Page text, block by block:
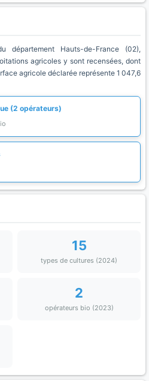
département Hauts-de-France (02),
agricoles y sont recensées, dont
agricole déclarée représente 1 047,6
(2 opérateurs)
15
types de cultures (2024)
2
opérateurs bio (2023)